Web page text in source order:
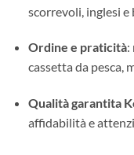
scorrevoli, inglesi e
Ordine e praticità:
cassetta da pesca,
Qualità garantita
affidabilità e